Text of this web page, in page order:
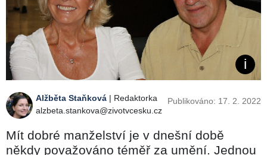
Alžběta Staňková | Redaktorka
alzbeta.stankova@zivotvcesku.cz
Publikováno: 17. 2. 2022
Mít dobré manželství je v dnešní době
někdy považováno téměř za umění. Jednou